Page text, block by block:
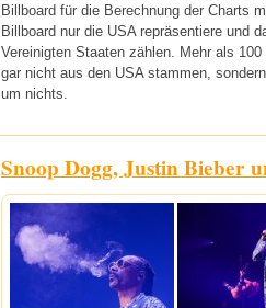
Billboard für die Berechnung der Charts
Billboard nur die USA repräsentiere und
Vereinigten Staaten zählen. Mehr als
gar nicht aus den USA stammen,
um nichts.
Snoop Dogg, Justin Bieber